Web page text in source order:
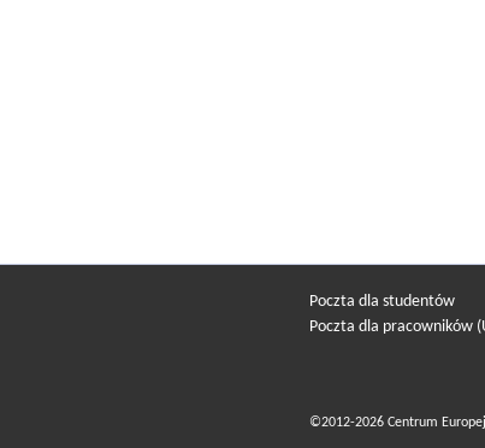
Poczta dla studentów
Poczta dla pracowników
©2012-2026 Centrum